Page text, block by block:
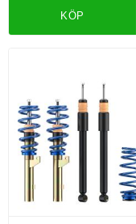
KÖP